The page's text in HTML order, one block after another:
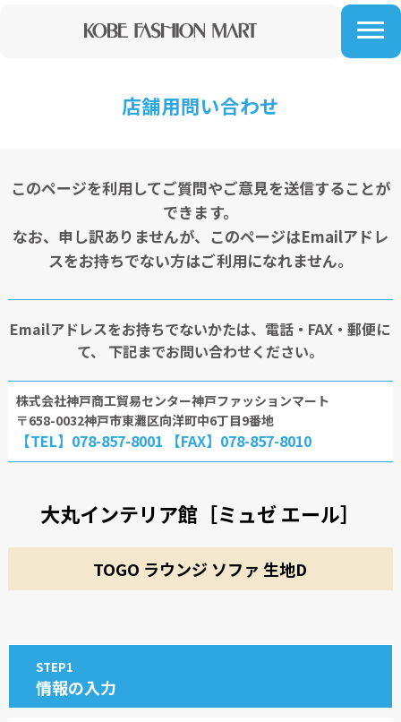
店舗用問い合わせ
このページを利用してご質問やご意見を送信することが
できます。
なお、申し訳ありませんが、このページはEmailアドレ
スをお持ちでない方はご利用になれません。
Emailアドレスをお持ちでないかたは、電話・FAX・郵便に
て、
下記までお問い合わせください。
株式会社神戸商工貿易センター神戸ファッションマート
〒658-0032神戸市東灘区向洋町中6丁目9番地
【TEL】078-857-8001 【FAX】078-857-8010
大丸インテリア館［ミュゼ エール］
TOGO ラウンジ ソファ 生地D
STEP1
情報の入力